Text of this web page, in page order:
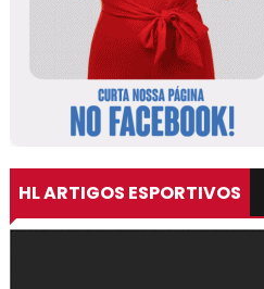
HL ARTIGOS ESPORTIVOS